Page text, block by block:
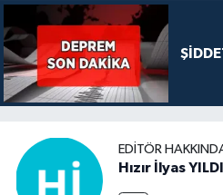
EDITÖR
Hızır İlyas